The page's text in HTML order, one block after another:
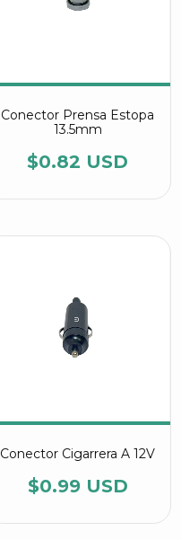
Conector Prensa Estopa
13.5mm
$0.82 USD
Conector Cigarrera A 12V
$0.99 USD